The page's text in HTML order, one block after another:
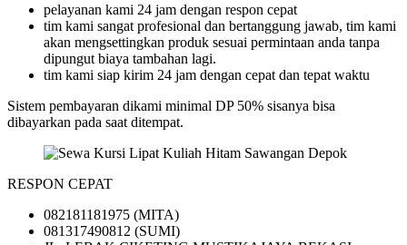
pelayanan kami 24 jam dengan respon cepat
tim kami sangat profesional dan bertanggung jawab, tim kami
akan mengsettingkan produk sesuai permintaan anda tanpa
dipungut biaya tambahan lagi.
tim kami siap kirim 24 jam dengan cepat dan tepat waktu
Sistem pembayaran dikami minimal DP 50% sisanya bisa
dibayarkan pada saat ditempat.
RESPON CEPAT
082181181975 (MITA)
081317490812 (SUMI)